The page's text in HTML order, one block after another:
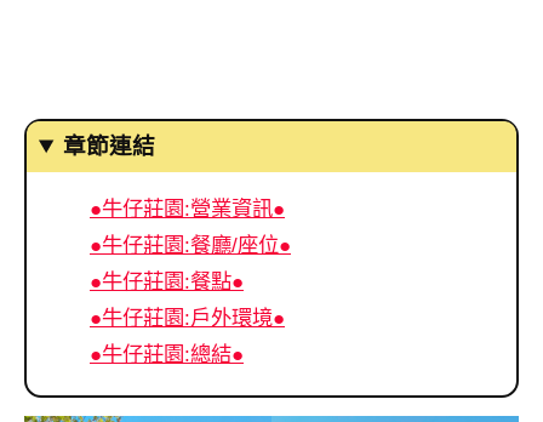
章節連結
●牛仔莊園:營業資訊●
●牛仔莊園:餐廳/座位●
●牛仔莊園:餐點●
●牛仔莊園:戶外環境●
●牛仔莊園:總結●